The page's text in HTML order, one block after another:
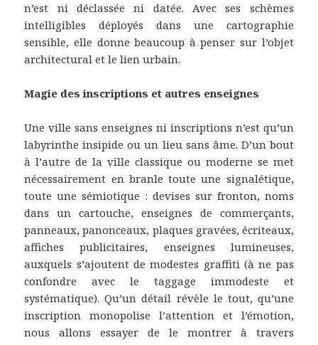
n’est ni déclassée ni datée. Avec ses schèmes
intelligibles déployés dans une cartographie
sensible, elle donne beaucoup à penser sur l’objet
architectural et le lien urbain.
Magie des inscriptions et autres enseignes
Une ville sans enseignes ni inscriptions n’est qu’un
labyrinthe insipide ou un lieu sans âme. D’un bout
à l’autre de la ville classique ou moderne se met
nécessairement en branle toute une signalétique,
toute une sémiotique : devises sur fronton, noms
dans un cartouche, enseignes de commerçants,
panneaux, panonceaux, plaques gravées, écriteaux,
affiches publicitaires, enseignes lumineuses,
auxquels s’ajoutent de modestes graffiti (à ne pas
confondre avec le taggage immodeste et
systématique). Qu’un détail révèle le tout, qu’une
inscription monopolise l’attention et l’émotion,
nous allons essayer de le montrer à travers